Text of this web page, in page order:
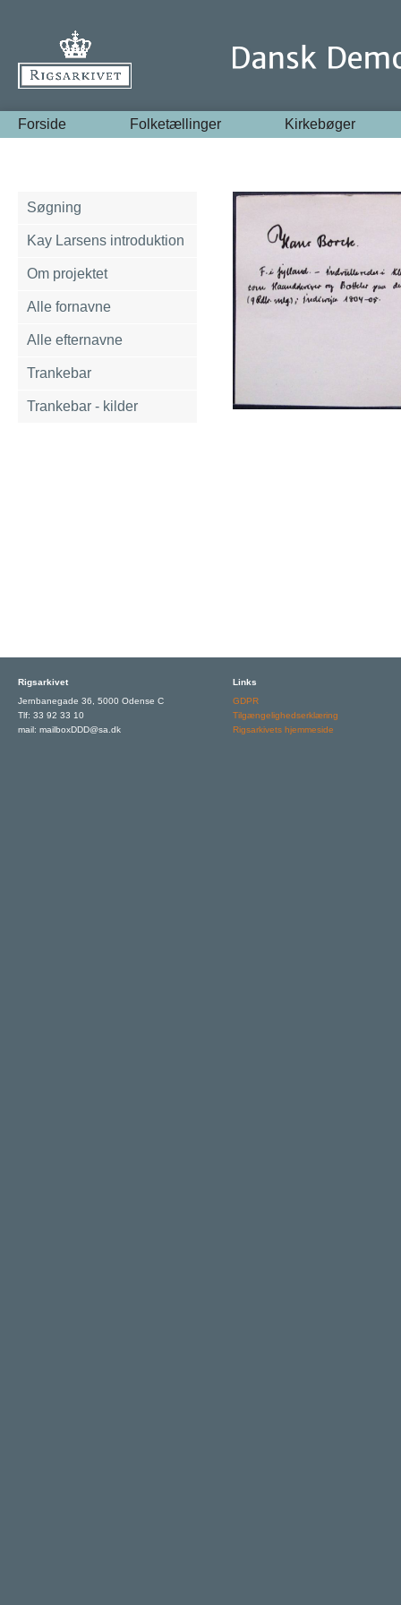
Forside Folketællinger Kirkebøger
Søgning
Kay Larsens introduktion
Om projektet
Alle fornavne
Alle efternavne
Trankebar
Trankebar - kilder
Rigsarkivet
Jernbanegade 36, 5000 Odense C
Tlf: 33 92 33 10
mail: mailboxDDD@sa.dk
Links
GDPR
Tilgængelighedserklæring
Rigsarkivets hjemmeside